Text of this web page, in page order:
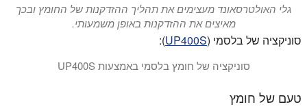
גלי האולטרסאונד מעצימים את תהליך ההזדקנות של החומץ ובכך
מאיצים את ההזדקנות באופן משמעותי.
סוניקציה של בלסמי (UP400S
):
סוניקציה של חומץ בלסמי באמצעות UP400S
טעם של חומץ